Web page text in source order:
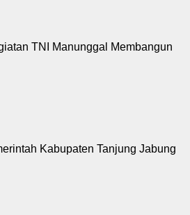
TNI Manunggal Membangun
Kabupaten Tanjung Jabung